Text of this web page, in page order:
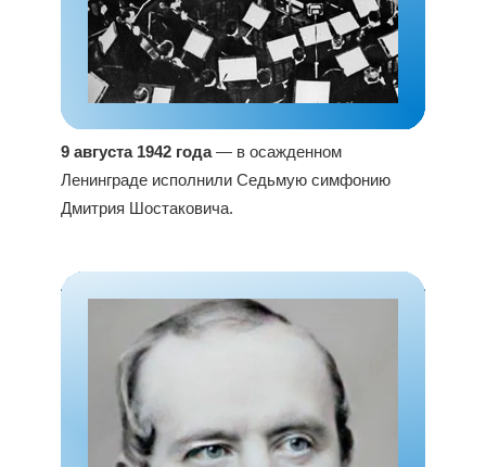
9 августа 1942 года— в осажденном
Ленинграде исполнили Седьмую симфонию
Дмитрия Шостаковича.